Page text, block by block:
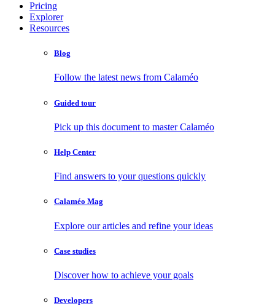
Pricing
Explorer
Resources
Blog
Follow the latest news from Calaméo
Guided tour
Pick up this document to master Calaméo
Help Center
Find answers to your questions quickly
Calaméo Mag
Explore our articles and refine your ideas
Case studies
Discover how to achieve your goals
Developers